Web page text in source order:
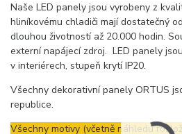
Naše LED panely jsou vyrobeny z
hliníkovému chladiči mají dostatečný
dlouhou životností až 20.000 hodin.
externí napájecí zdroj. LED panely
v interiérech, stupeň krytí IP20.
Všechny dekorativní panely ORTUS
republice.
Všechny motivy (včetně náhledu